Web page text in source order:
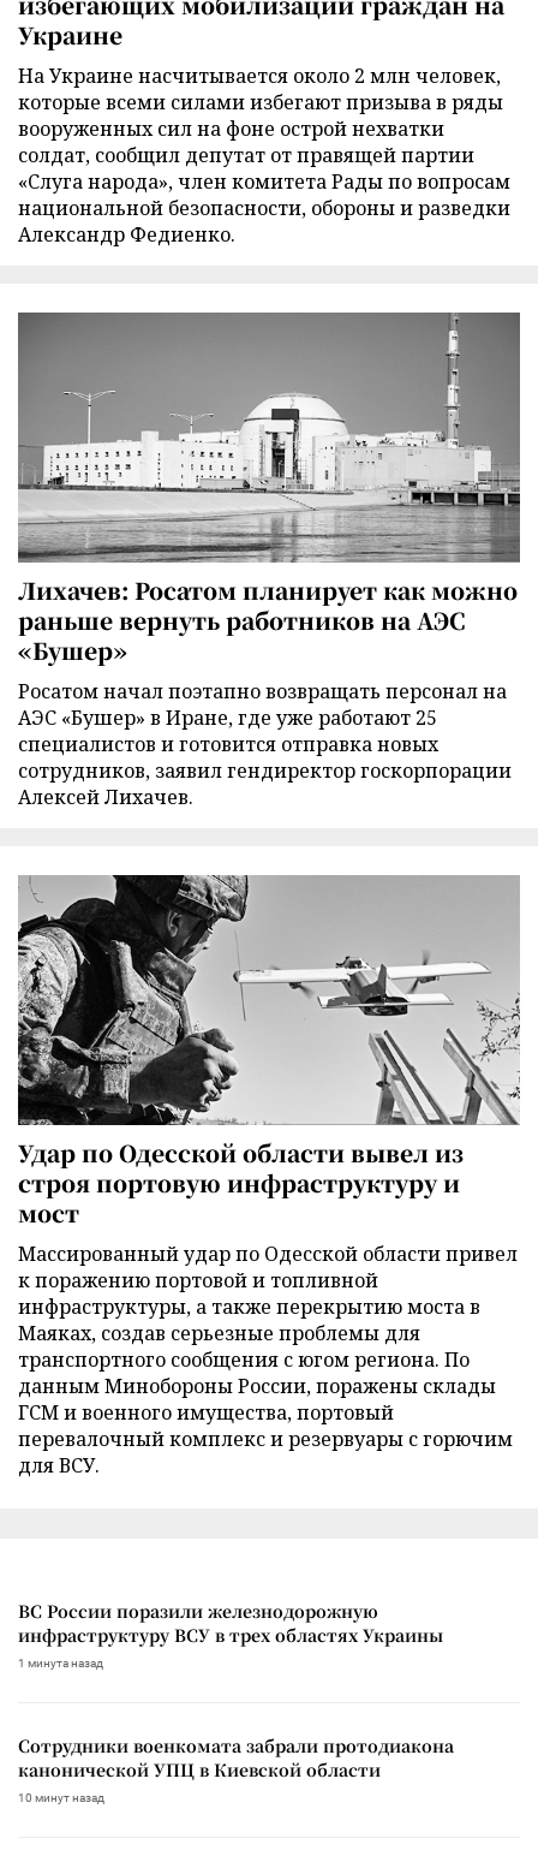
Украине
На Украине насчитывается около 2 млн человек,
которые всеми силами избегают призыва в ряды
вооруженных сил на фоне острой нехватки
солдат, сообщил депутат от правящей партии
«Слуга народа», член комитета Рады по вопросам
национальной безопасности, обороны и разведки
Александр Федиенко.
Лихачев: Росатом планирует как можно
раньше вернуть работников на АЭС
«Бушер»
Росатом начал поэтапно возвращать персонал на
АЭС «Бушер» в Иране, где уже работают 25
специалистов и готовится отправка новых
сотрудников, заявил гендиректор госкорпорации
Алексей Лихачев.
Удар по Одесской области вывел из
строя портовую инфраструктуру и
мост
Массированный удар по Одесской области привел
к поражению портовой и топливной
инфраструктуры, а также перекрытию моста в
Маяках, создав серьезные проблемы для
транспортного сообщения с югом региона. По
данным Минобороны России, поражены склады
ГСМ и военного имущества, портовый
перевалочный комплекс и резервуары с горючим
для ВСУ.
ВС России поразили железнодорожную
инфраструктуру ВСУ в трех областях Украины
1 минута назад
Сотрудники военкомата забрали протодиакона
канонической УПЦ в Киевской области
10 минут назад